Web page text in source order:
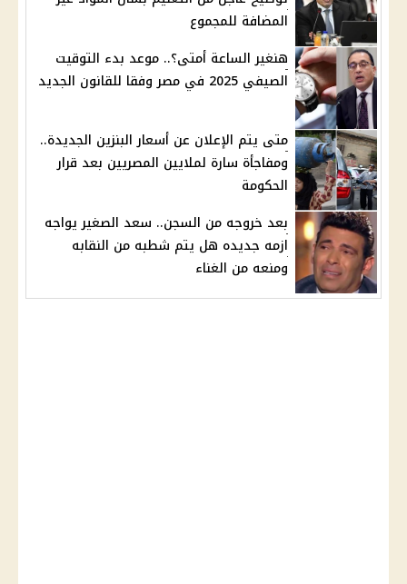
المضافة للمجموع
هنغير الساعة أمتى؟.. موعد بدء التوقيت
الصيفي 2025 في مصر وفقا للقانون الجديد
متى يتم الإعلان عن أسعار البنزين الجديدة..
ومفاجأة سارة لملايين المصريين بعد قرار
الحكومة
بعد خروجه من السجن.. سعد الصغير يواجه
ازمه جديده هل يتم شطبه من النقابه
ومنعه من الغناء